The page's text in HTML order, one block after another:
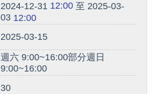
2024-12-31 12:00至 2025-03-
0312:00
2025-03-15
週六 9:00~16:00部分週日
9:00~16:00
30